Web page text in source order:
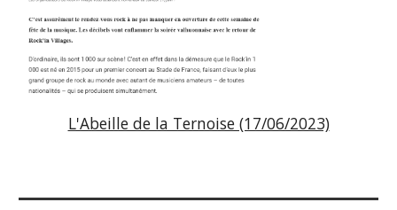
L'Abeille de la Ternoise (17/06/2023)